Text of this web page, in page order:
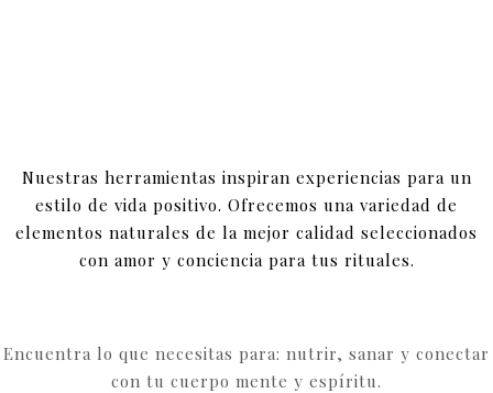
Nuestras herramientas inspiran experiencias para un
estilo de vida positivo. Ofrecemos una variedad de
elementos naturales de la mejor calidad seleccionados
con amor y conciencia para tus rituales.
Encuentra lo que necesitas para: nutrir, sanar y conectar
con tu cuerpo mente y espíritu.